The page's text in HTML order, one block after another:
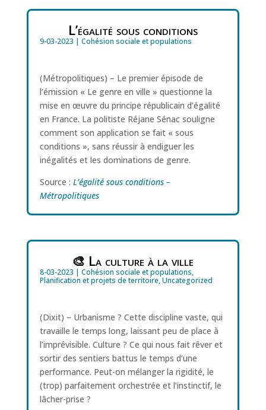
L’égalité sous conditions
9-03-2023 | Cohésion sociale et populations
(Métropolitiques) – Le premier épisode de
l’émission « Le genre en ville » questionne la
mise en œuvre du principe républicain d’égalité
en France. La politiste Réjane Sénac souligne
comment son application se fait « sous
conditions », sans réussir à endiguer les
inégalités et les dominations de genre.
Source : L’égalité sous conditions –
Métropolitiques
🎨 La culture à la ville
8-03-2023 | Cohésion sociale et populations,
Planification et projets de territoire,Uncategorized
(Dixit) – Urbanisme ? Cette discipline vaste, qui
travaille le temps long, laissant peu de place à
l’imprévisible. Culture ? Ce qui nous fait rêver et
sortir des sentiers battus le temps d’une
performance. Peut-on mélanger la rigidité, le
(trop) parfaitement orchestrée et l’instinctif, le
lâcher-prise ?